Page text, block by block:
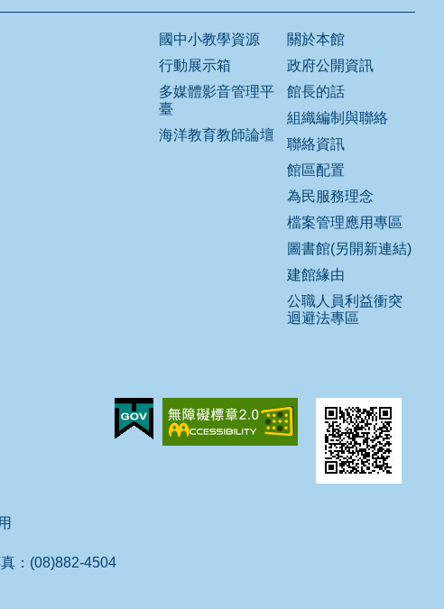
國中小教學資源
行動展示箱
多媒體影音管理平
臺
海洋教育教師論壇
關於本館
政府公開資訊
館長的話
組織編制與聯絡
聯絡資訊
館區配置
為民服務理念
檔案管理應用專區
圖書館(另開新連結)
建館緣由
公職人員利益衝突
迴避法專區
：(08)882-4504